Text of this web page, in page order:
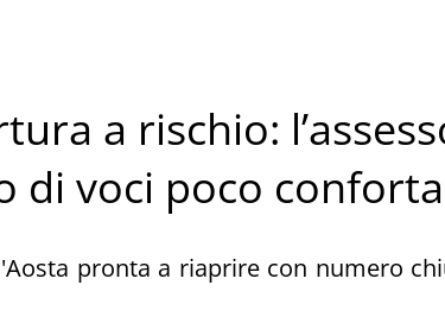
a rischio:
di voci poco
pronta a riaprire con numero